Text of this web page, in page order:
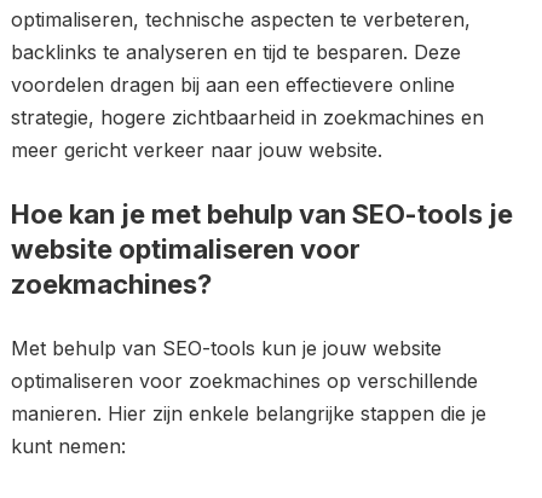
optimaliseren, technische aspecten te verbeteren,
backlinks te analyseren en tijd te besparen. Deze
voordelen dragen bij aan een effectievere online
strategie, hogere zichtbaarheid in zoekmachines en
meer gericht verkeer naar jouw website.
Hoe kan je met behulp van SEO-tools je
website optimaliseren voor
zoekmachines?
Met behulp van SEO-tools kun je jouw website
optimaliseren voor zoekmachines op verschillende
manieren. Hier zijn enkele belangrijke stappen die je
kunt nemen: